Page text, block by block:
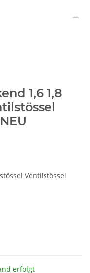
1,6 1,8
Ventilstössel
erfolgt